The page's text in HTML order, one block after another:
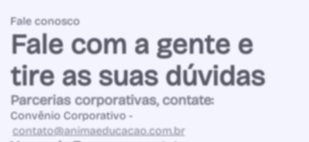
Fale conosco
Fale com a gente e
tire as suas dúvidas
Parcerias corporativas, contate:
Convênio Corporativo -
contato@animaeducacao.com.br